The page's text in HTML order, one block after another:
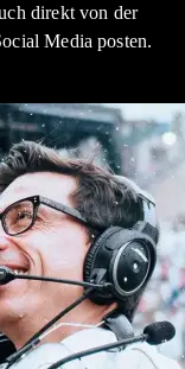
direkt von der
Media posten.